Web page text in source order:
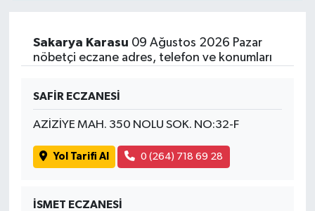
Sakarya Karasu 09 Ağustos 2026 Pazar
nöbetçi eczane adres, telefon ve konumları
SAFİR ECZANESİ
AZİZİYE MAH. 350 NOLU SOK. NO:32-F
Yol Tarifi Al 0 (264) 718 69 28
İSMET ECZANESİ